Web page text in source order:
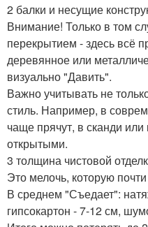
2 балки и несущие
Внимание! Только в том
перекрытием - здесь всё
деревянное или
визуально "Давить".
Важно учитывать не
стиль. Например, в
чаще прячут, в сканди
открытыми.
3 толщина чистовой
Это мелочь, которую
В среднем "Съедает":
гипсокартон - 7-12 см,